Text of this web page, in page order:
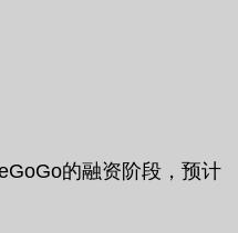
的融资阶段，预计